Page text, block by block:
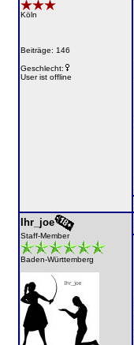
Köln
Beiträge: 146
Geschlecht:
User ist offline
Ihr_joe
Staff-Member
Baden-Württemberg